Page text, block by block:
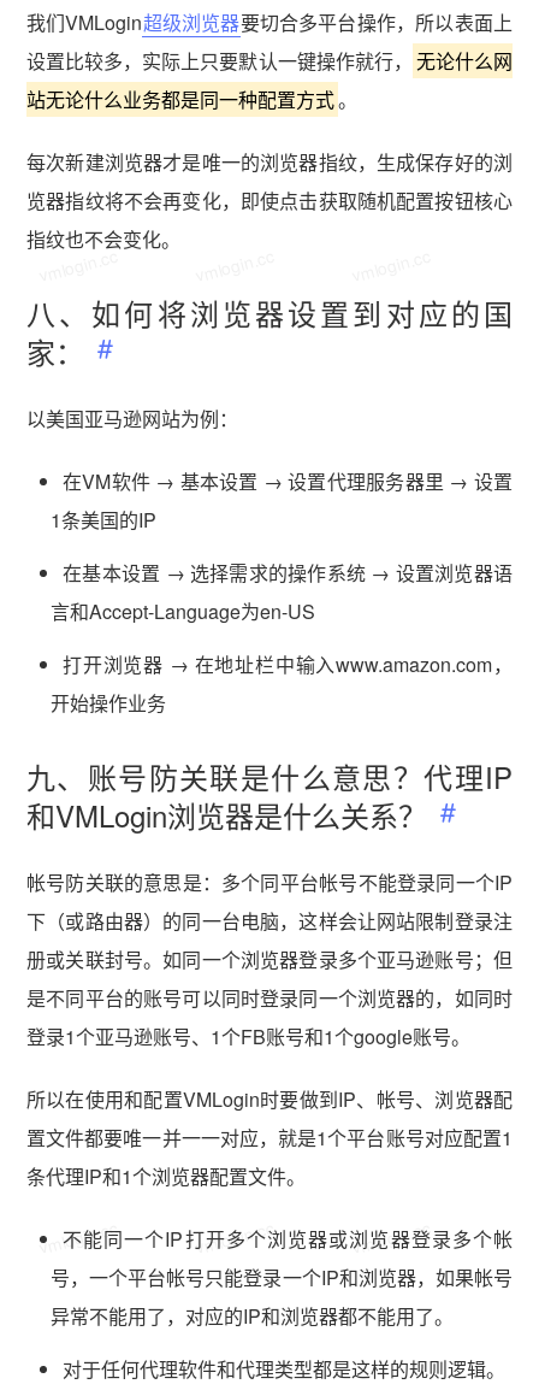
我们VMLogin超级浏览器要切合多平台操作，所以表面上
设置比较多，实际上只要默认一键操作就行， 无论什么网
站无论什么业务都是同一种配置方式。
每次新建浏览器才是唯一的浏览器指纹，生成保存好的浏
览器指纹将不会再变化，即使点击获取随机配置按钮核心
指纹也不会变化。
八、如何将浏览器设置到对应的国
家：
以美国亚马逊网站为例：
在VM软件 → 基本设置 → 设置代理服务器里 → 设置
1条美国的IP
在基本设置 → 选择需求的操作系统 → 设置浏览器语
言和Accept-Language为en-US
打开浏览器 → 在地址栏中输入www.amazon.com，
开始操作业务
九、账号防关联是什么意思？代理IP
和VMLogin浏览器是什么关系？
帐号防关联的意思是：多个同平台帐号不能登录同一个IP
下（或路由器）的同一台电脑，这样会让网站限制登录注
册或关联封号。如同一个浏览器登录多个亚马逊账号；但
是不同平台的账号可以同时登录同一个浏览器的，如同时
登录1个亚马逊账号、1个FB账号和1个google账号。
所以在使用和配置VMLogin时要做到IP、帐号、浏览器配
置文件都要唯一并一一对应，就是1个平台账号对应配置1
条代理IP和1个浏览器配置文件。
不能同一个IP打开多个浏览器或浏览器登录多个帐
号，一个平台帐号只能登录一个IP和浏览器，如果帐号
异常不能用了，对应的IP和浏览器都不能用了。
对于任何代理软件和代理类型都是这样的规则逻辑。
vmlogin.cc
vmlogin.cc vmlogin.cc vmlogin.cc